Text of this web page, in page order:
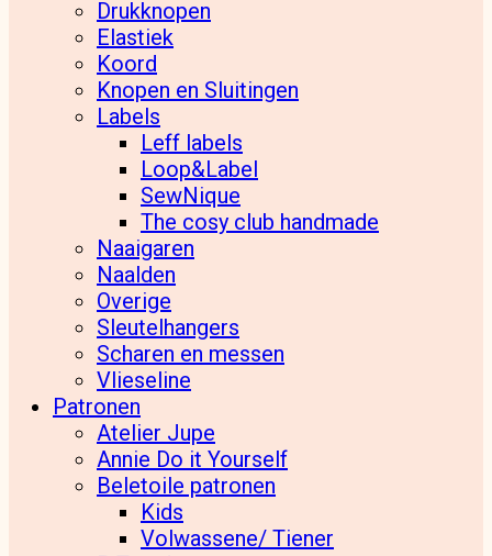
Drukknopen
Elastiek
Koord
Knopen en Sluitingen
Labels
Leff labels
Loop&Label
SewNique
The cosy club handmade
Naaigaren
Naalden
Overige
Sleutelhangers
Scharen en messen
Vlieseline
Patronen
Atelier Jupe
Annie Do it Yourself
Beletoile patronen
Kids
Volwassene/ Tiener